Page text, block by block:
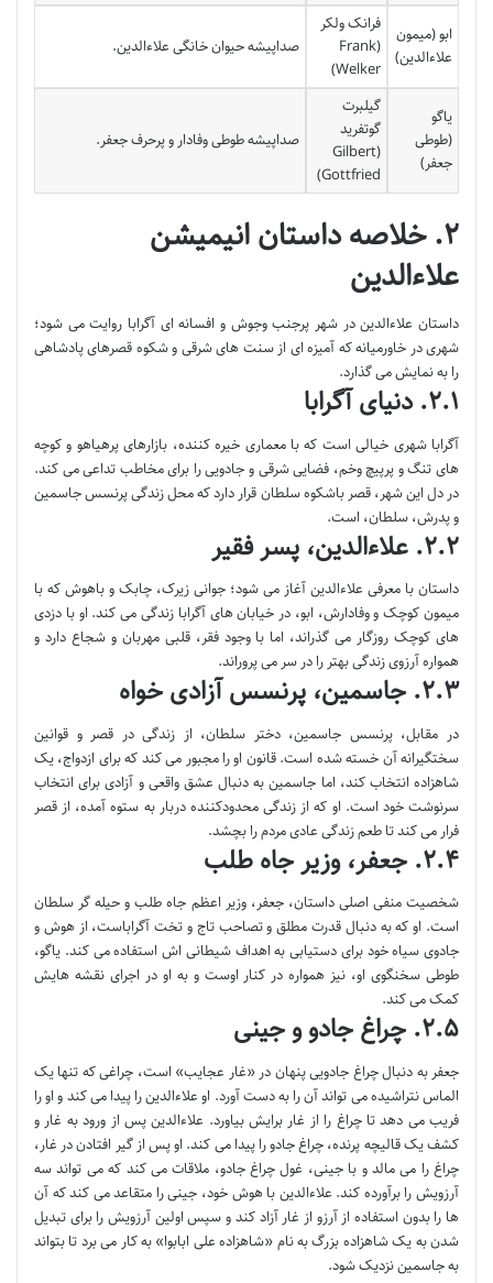
ابو (میمون
علاءالدین)
فرانک ولکر
(Frank
Welker)
صداپیشه حیوان خانگی علاءالدین.
یاگو
(طوطی
جعفر)
گیلبرت
گوتفرید
(Gilbert
Gottfried)
صداپیشه طوطی وفادار و پرحرف جعفر.
۲. خلاصه داستان انیمیشن
علاءالدین
داستان علاءالدین در شهر پرجنب وجوش و افسانه ای آگرابا روایت می شود؛
شهری در خاورمیانه که آمیزه ای از سنت های شرقی و شکوه قصرهای پادشاهی
را به نمایش می گذارد.
۲.۱. دنیای آگرابا
آگرابا شهری خیالی است که با معماری خیره کننده، بازارهای پرهیاهو و کوچه
های تنگ و پرپیچ وخم، فضایی شرقی و جادویی را برای مخاطب تداعی می کند.
در دل این شهر، قصر باشکوه سلطان قرار دارد که محل زندگی پرنسس جاسمین
و پدرش، سلطان، است.
۲.۲. علاءالدین، پسر فقیر
داستان با معرفی علاءالدین آغاز می شود؛ جوانی زیرک، چابک و باهوش که با
میمون کوچک و وفادارش، ابو، در خیابان های آگرابا زندگی می کند. او با دزدی
های کوچک روزگار می گذراند، اما با وجود فقر، قلبی مهربان و شجاع دارد و
همواره آرزوی زندگی بهتر را در سر می پروراند.
۲.۳. جاسمین، پرنسس آزادی خواه
در مقابل، پرنسس جاسمین، دختر سلطان، از زندگی در قصر و قوانین
سختگیرانه آن خسته شده است. قانون او را مجبور می کند که برای ازدواج، یک
شاهزاده انتخاب کند، اما جاسمین به دنبال عشق واقعی و آزادی برای انتخاب
سرنوشت خود است. او که از زندگی محدودکننده دربار به ستوه آمده، از قصر
فرار می کند تا طعم زندگی عادی مردم را بچشد.
۲.۴. جعفر، وزیر جاه طلب
شخصیت منفی اصلی داستان، جعفر، وزیر اعظم جاه طلب و حیله گر سلطان
است. او که به دنبال قدرت مطلق و تصاحب تاج و تخت آگراباست، از هوش و
جادوی سیاه خود برای دستیابی به اهداف شیطانی اش استفاده می کند. یاگو،
طوطی سخنگوی او، نیز همواره در کنار اوست و به او در اجرای نقشه هایش
کمک می کند.
۲.۵. چراغ جادو و جینی
جعفر به دنبال چراغ جادویی پنهان در «غار عجایب» است، چراغی که تنها یک
الماس نتراشیده می تواند آن را به دست آورد. او علاءالدین را پیدا می کند و او را
فریب می دهد تا چراغ را از غار برایش بیاورد. علاءالدین پس از ورود به غار و
کشف یک قالیچه پرنده، چراغ جادو را پیدا می کند. او پس از گیر افتادن در غار،
چراغ را می مالد و با جینی، غول چراغ جادو، ملاقات می کند که می تواند سه
آرزویش را برآورده کند. علاءالدین با هوش خود، جینی را متقاعد می کند که آن
ها را بدون استفاده از آرزو از غار آزاد کند و سپس اولین آرزویش را برای تبدیل
شدن به یک شاهزاده بزرگ به نام «شاهزاده علی ابابوا» به کار می برد تا بتواند
به جاسمین نزدیک شود.